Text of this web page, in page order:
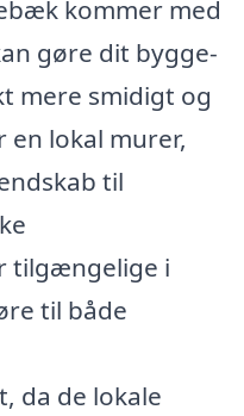
kommer med
gøre dit bygge-
mere smidigt og
lokal murer,
til
tilgængelige i
til både
da de lokale